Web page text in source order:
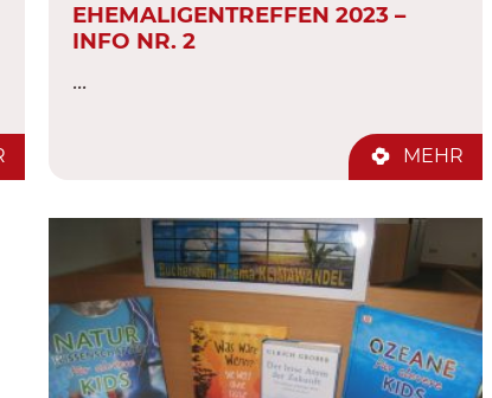
EHEMALIGENTREFFEN 2023 –
INFO NR. 2
...
MEHR